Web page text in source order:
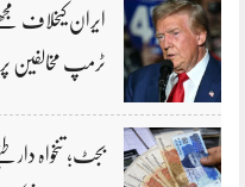
ایران کیخلاف
ٹرمپ مخالفین
بجٹ؛ تنخواہ دار